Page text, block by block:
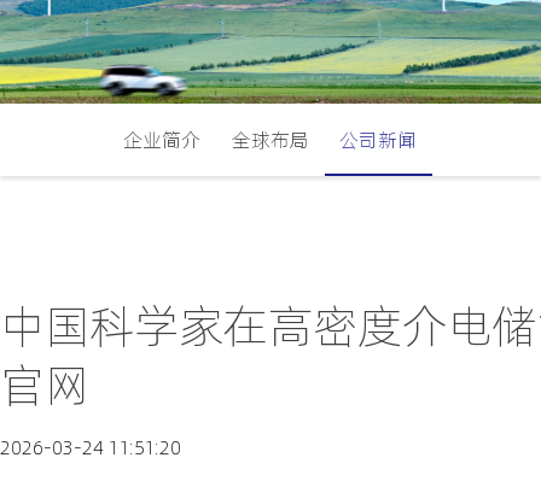
企业简介 全球布局 公司新闻
中国科学家在高密度介电
官网
2026-03-24 11:51:20